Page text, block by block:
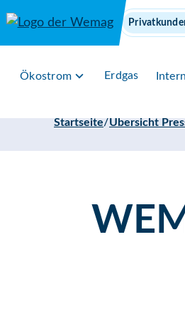
Ökostrom Erdgas
Startseite/Übersicht